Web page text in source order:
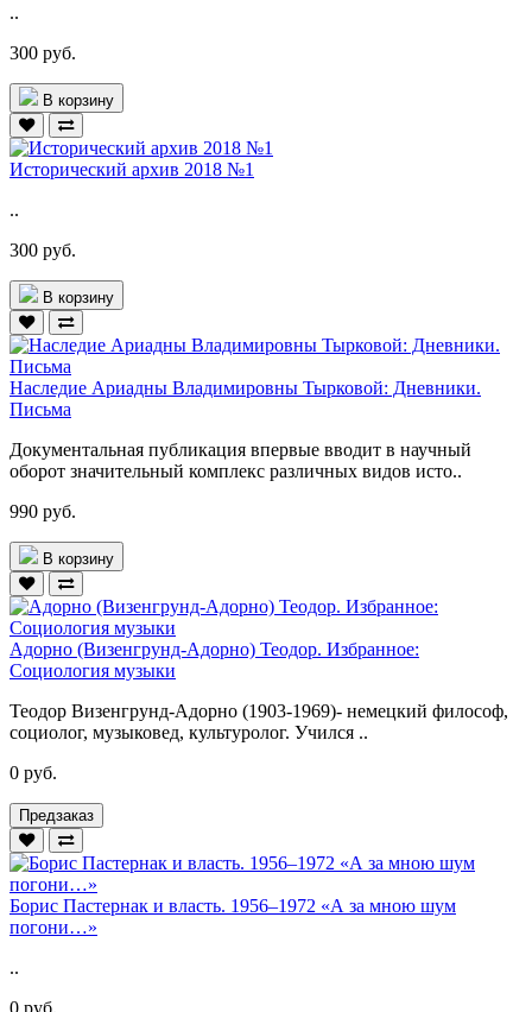
..
300 руб.
В корзину
Исторический архив 2018 №1
..
300 руб.
В корзину
Наследие Ариадны Владимировны Тырковой: Дневники.
Письма
Документальная публикация впервые вводит в научный
оборот значительный комплекс различных видов исто..
990 руб.
В корзину
Адорно (Визенгрунд-Адорно) Теодор. Избранное:
Социология музыки
Теодор Визенгрунд-Адорно (1903-1969)- немецкий философ,
социолог, музыковед, культуролог. Учился ..
0 руб.
Предзаказ
Борис Пастернак и власть. 1956–1972 «А за мною шум
погони…»
..
0 руб.